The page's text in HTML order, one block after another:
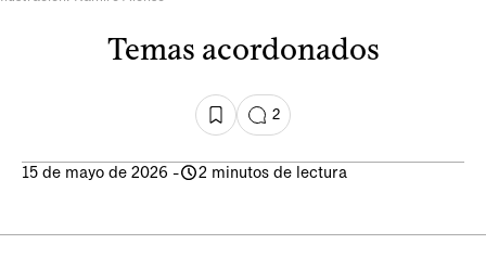
Temas acordonados
2
15 de mayo de 2026 - 2 minutos de lectura